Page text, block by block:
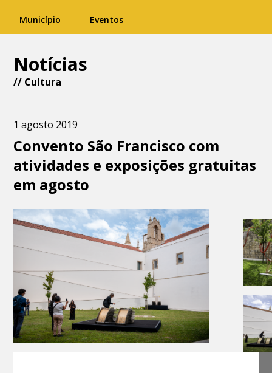
Município Eventos
Notícias
// Cultura
1 agosto 2019
Convento São Francisco com
atividades e exposições gratuitas
em agosto